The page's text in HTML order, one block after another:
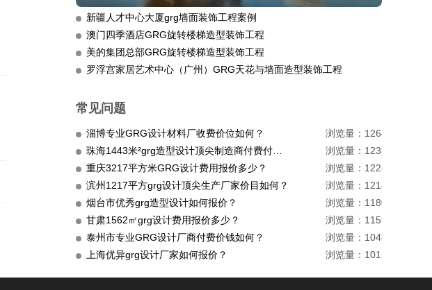
新疆人才中心大厦grg墙面装饰工程案例
澳门四季酒店GRG旋转楼梯造型装饰工程
美的集团总部GRG旋转楼梯造型装饰工程
罗浮宫家居艺术中心（广州）GRG天花与墙面造型装饰工程
常见问题
淄博专业GRG设计材料厂收费价位如何？
浏览量：1264
浏览量：1233
重庆3217平方米GRG设计费用报价多少？
浏览量：1228
滨州1217平方grg设计顶尖生产厂家价目如何？
浏览量：1214
烟台市优秀grg造型设计如何报价？
浏览量：1180
甘肃1562㎡grg设计费用报价多少？
浏览量：1159
泰州市专业GRG设计厂商付费价钱如何？
浏览量：1048
上海优异grg设计厂家如何报价？
浏览量：1015